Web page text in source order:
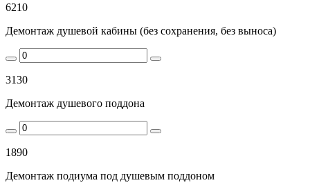
6210
Демонтаж душевой кабины (без сохранения, без выноса)
3130
Демонтаж душевого поддона
1890
Демонтаж подиума под душевым поддоном